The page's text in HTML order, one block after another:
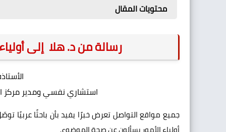
محتويات المقال
رسالة من د. هلا إلى
استشاري نفسي ومدير مركز
جميع مواقع التواصل تعرض خبرًا يفيد بأن باحثًا